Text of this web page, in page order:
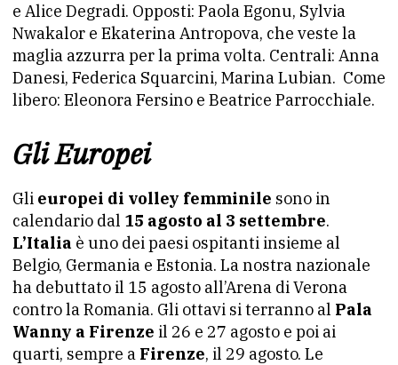
e Alice Degradi. Opposti: Paola Egonu, Sylvia
Nwakalor e Ekaterina Antropova, che veste la
maglia azzurra per la prima volta. Centrali: Anna
Danesi, Federica Squarcini, Marina Lubian. Come
libero: Eleonora Fersino e Beatrice Parrocchiale.
Gli Europei
Gli europei di volley femminile sono in
calendario dal 15 agosto al 3 settembre.
L’Italia è uno dei paesi ospitanti insieme al
Belgio, Germania e Estonia. La nostra nazionale
ha debuttato il 15 agosto all’Arena di Verona
contro la Romania. Gli ottavi si terranno al Pala
Wanny a Firenze il 26 e 27 agosto e poi ai
quarti, sempre a Firenze, il 29 agosto. Le